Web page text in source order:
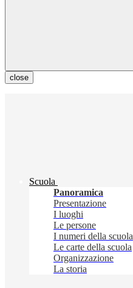
close
Scuola
Panoramica
Presentazione
I luoghi
Le persone
I numeri della scuola
Le carte della scuola
Organizzazione
La storia